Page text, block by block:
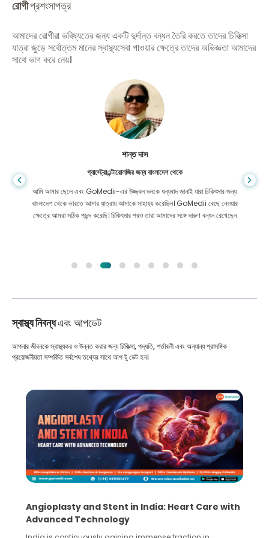
রোগীপ্রশংসাপত্র
আমাদের রোগীরা ভবিষ্যতের জন্য একটি দুর্দান্ত বন্ধন তৈরি করতে তাদের চিকিত্সা
যাত্রা জুড়ে সর্বোত্তম মানের স্বাস্থ্যসেবা পাওয়ার ক্ষেত্রে তাদের অভিজ্ঞতা আমাদের
সাথে ভাগ করে নেয়।
শান্ত দাস
গ্যাস্ট্রোএন্টারোলজির জন্য বাংলাদেশ থেকে
আমি আমার ছেলে এবং GoMedii-এর উজ্জ্বল দলকে ধন্যবাদ জানাই যারা চিকিৎসার জন্য
বাংলাদেশ থেকে ভারতে আমার যাত্রায় আমাকে সাহায্য করেছিল। GoMedii বেছে নেওয়ার
ক্ষেত্রে আমরা সঠিক পছন্দ করেছি। চিকিৎসার পরও তারা আমাদের সঙ্গে দারুণ বন্ধন রেখেছেন
স্বাস্থ্য নিবন্ধএবং আপডেট
আপনার জীবনকে স্বাস্থ্যকর ও উন্নত করার জন্য চিকিত্সা, পদ্ধতি, শর্তাবলী এবং অন্যান্য প্রাসঙ্গিক
প্রয়োজনীয়তা সম্পর্কিত সর্বশেষ তথ্যের সাথে আপ টু ডেট হন।
5 Essential Steps for Effective Human Sperm
Collection and Processing Methods